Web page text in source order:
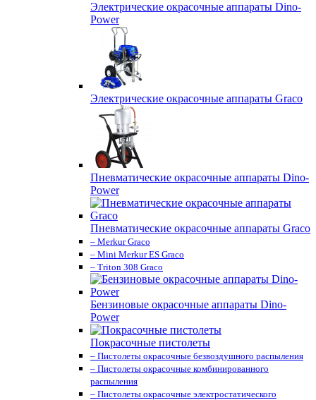
Электрические окрасочные аппараты Dino-
Power
Электрические окрасочные аппараты Graco
Пневматические окрасочные аппараты Dino-
Power
Пневматические окрасочные аппараты Graco
– Merkur Graco
– Mini Merkur ES Graco
– Triton 308 Graco
Бензиновые окрасочные аппараты Dino-
Power
Покрасочные пистолеты
– Пистолеты окрасочные безвоздушного распыления
– Пистолеты окрасочные комбинированного
распыления
– Пистолеты окрасочные электростатического